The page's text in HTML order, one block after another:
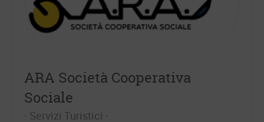
ARA Società Cooperativa
Sociale
Servizi Turistici